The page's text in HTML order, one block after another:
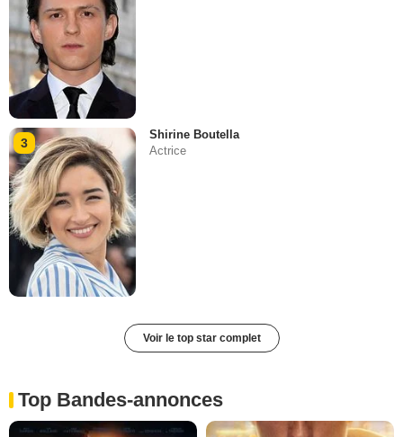
3
Shirine Boutella
Actrice
Voir le top star complet
Top Bandes-annonces